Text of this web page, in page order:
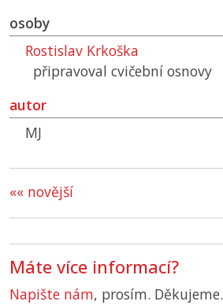
osoby
Rostislav Krkoška
připravoval cvičební osnovy
autor
MJ
«« novější
Máte více informací?
Napište nám, prosím. Děkujeme.